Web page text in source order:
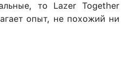
то Lazer Together
опыт, не похожий ни